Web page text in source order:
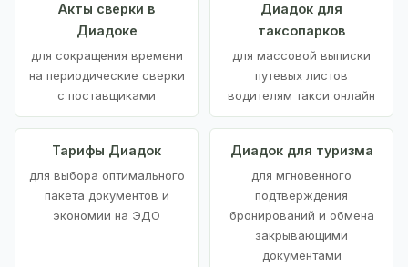
Акты сверки в
Диадоке
для сокращения времени
на периодические сверки
с поставщиками
Диадок для
таксопарков
для массовой выписки
путевых листов
водителям такси онлайн
Тарифы Диадок
для выбора оптимального
пакета документов и
экономии на ЭДО
Диадок для туризма
для мгновенного
подтверждения
бронирований и обмена
закрывающими
документами